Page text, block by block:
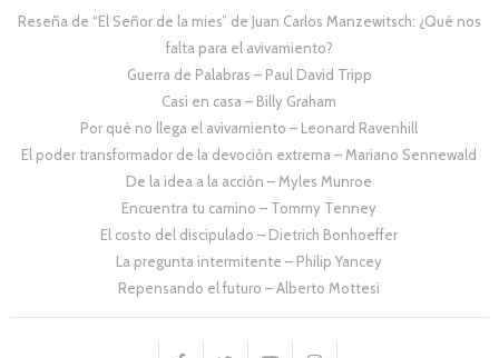
Reseña de “El Señor de la mies” de Juan Carlos Manzewitsch: ¿Qué nos
falta para el avivamiento?
Guerra de Palabras – Paul David Tripp
Casi en casa – Billy Graham
Por qué no llega el avivamiento – Leonard Ravenhill
El poder transformador de la devoción extrema – Mariano Sennewald
De la idea a la acción – Myles Munroe
Encuentra tu camino – Tommy Tenney
El costo del discipulado – Dietrich Bonhoeffer
La pregunta intermitente – Philip Yancey
Repensando el futuro – Alberto Mottesi